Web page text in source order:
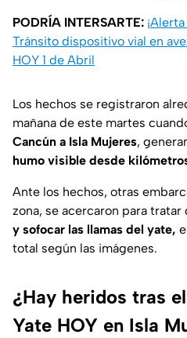
PODRÍA INTERSARTE:
Tránsito dispositivo vial en
HOY 1 de Abril
Los hechos se registraron
mañana de este martes
Cancún a Isla Mujeres,
humo visible desde
Ante los hechos, otras
zona, se acercaron para tratar
y sofocar las llamas del yate,
total según las imágenes.
¿Hay heridos tras
Yate HOY en Isla